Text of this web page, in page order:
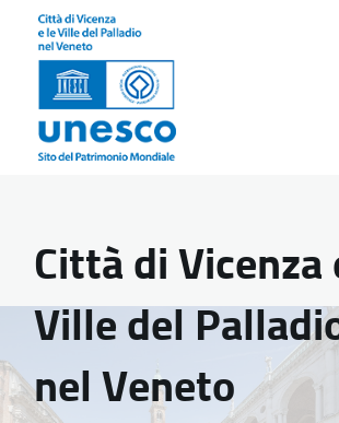
Città di Vicenza
Ville del
nel Veneto